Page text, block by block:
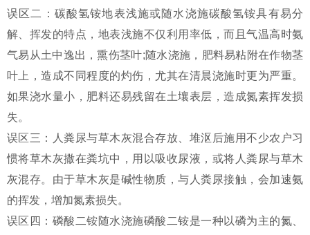
误区二：碳酸氢铵地表浅施或随水浇施碳酸氢铵具有易分
解、挥发的特点，地表浅施不仅利用率低，而且气温高时氨
气易从土中逸出，熏伤茎叶;随水浇施，肥料易粘附在作物茎
叶上，造成不同程度的灼伤，尤其在清晨浇施时更为严重。
如果浇水量小，肥料还易残留在土壤表层，造成氮素挥发损
失。
误区三：人粪尿与草木灰混合存放、堆沤后施用不少农户习
惯将草木灰撒在粪坑中，用以吸收尿液，或将人粪尿与草木
灰混存。由于草木灰是碱性物质，与人粪尿接触，会加速氨
的挥发，增加氮素损失。
误区四：磷酸二铵随水浇施磷酸二铵是一种以磷为主的氮、